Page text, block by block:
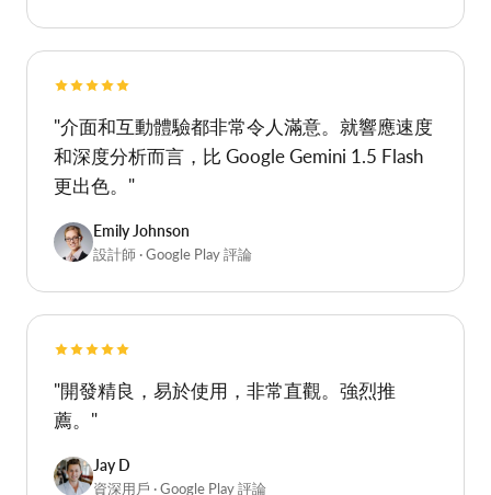
"介面和互動體驗都非常令人滿意。就響應速度
和深度分析而言，比 Google Gemini 1.5 Flash
更出色。"
"開發精良，易於使用，非常直觀。強烈推
薦。"